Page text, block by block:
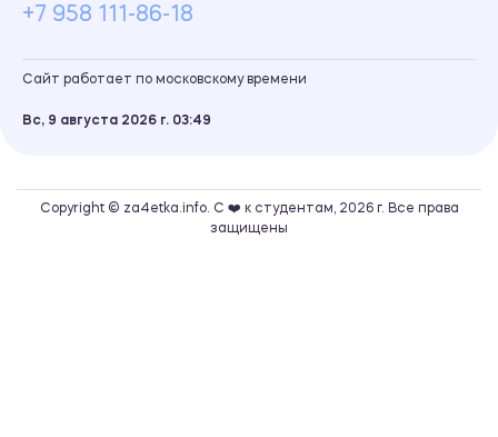
+7 958 111-86-18
Сайт работает по московскому времени
Вс, 9 августа 2026 г. 03 49
Copyright © za4etka.info. С ❤️ к студентам, 2026 г. Все права
защищены